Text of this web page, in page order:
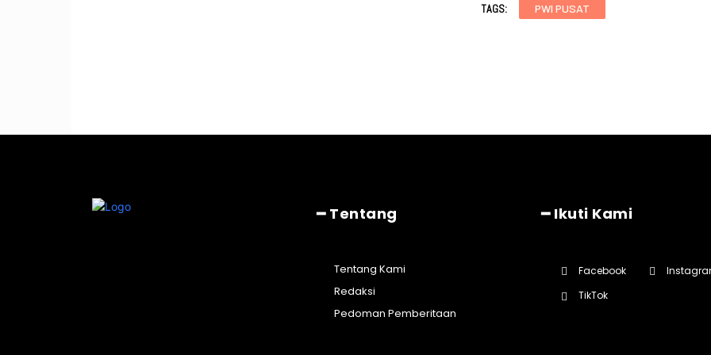
TAGS: PWI PUSAT
━ Tentang
Tentang Kami
Redaksi
Pedoman Pemberitaan
━ Ikuti Kami
Facebook
TikTok